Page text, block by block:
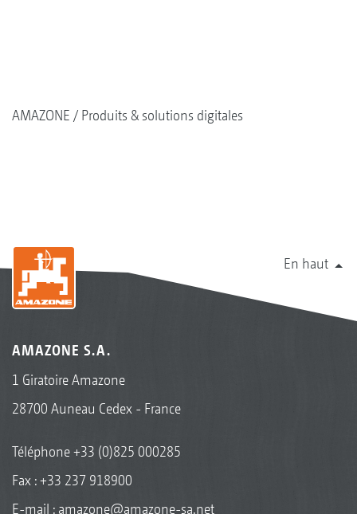
AMAZONE Produits & solutions digitales
En haut
AMAZONE S.A.
1 Giratoire Amazone
28700 Auneau Cedex - France
Téléphone+33 (0)825 000285
Fax : +33 237 918900
E-mail : amazone@amazone-sa.net